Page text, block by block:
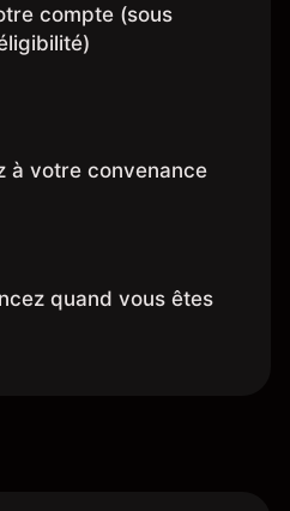
compte (sous
à votre convenance
quand vous êtes